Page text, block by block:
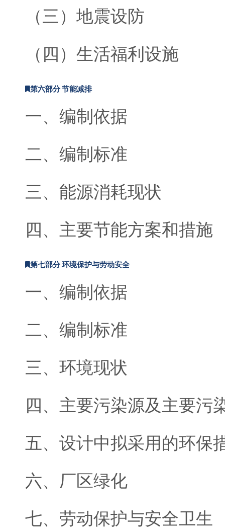
（三）地震设防
（四）生活福利设施
第六部分 节能减排
一、编制依据
二、编制标准
三、能源消耗现状
四、主要节能方案和措施
第七部分 环境保护与劳动安全
一、编制依据
二、编制标准
三、环境现状
四、主要污染源及主要污
五、设计中拟采用的环保
六、厂区绿化
七、劳动保护与安全卫生